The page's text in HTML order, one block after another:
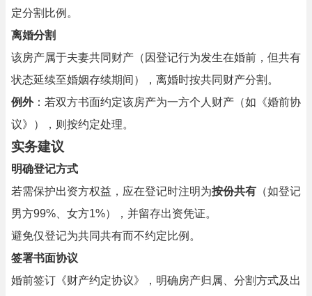
定分割比例。
离婚分割
该房产属于夫妻共同财产（因登记行为发生在婚前，但共有
状态延续至婚姻存续期间），离婚时按共同财产分割。
例外：若双方书面约定该房产为一方个人财产（如《婚前协
议》），则按约定处理。
实务建议
明确登记方式
若需保护出资方权益，应在登记时注明为按份共有 （如登记
男方99%、女方1%），并留存出资凭证。
避免仅登记为共同共有而不约定比例。
签署书面协议
婚前签订《财产约定协议》，明确房产归属、分割方式及出